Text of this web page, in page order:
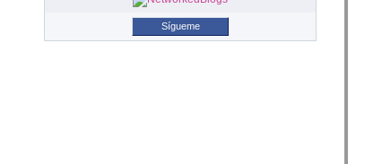
Sígueme